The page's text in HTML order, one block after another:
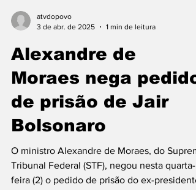
3 de abr. de 2025
Alexandre de
Moraes nega pedido